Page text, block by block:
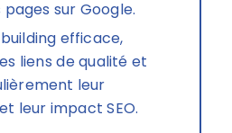
sur Google.
efficace,
liens de qualité et
leur
leur impact SEO.